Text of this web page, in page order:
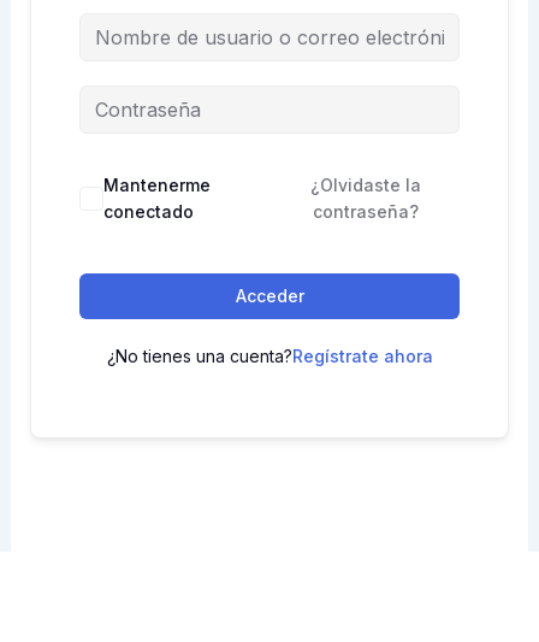
Mantenerme
conectado
¿Olvidaste la
contraseña?
Acceder
¿No tienes una cuenta?Regístrate ahora